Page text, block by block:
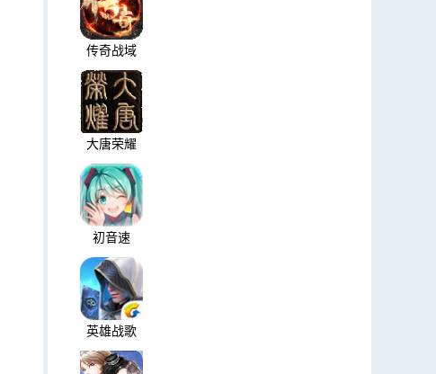
传奇战域
大唐荣耀
初音速
英雄战歌